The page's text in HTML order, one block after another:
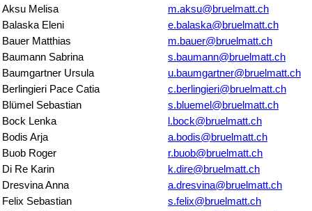
Aksu Melisa
m.aksu@bruelmatt.ch
Balaska Eleni
e.balaska@bruelmatt.ch
Bauer Matthias
m.bauer@bruelmatt.ch
Baumann Sabrina
s.baumann@bruelmatt.ch
Baumgartner Ursula
u.baumgartner@bruelmatt.ch
Berlingieri Pace Catia
c.berlingieri@bruelmatt.ch
Blümel Sebastian
s.bluemel@bruelmatt.ch
Bock Lenka
l.bock@bruelmatt.ch
Bodis Arja
a.bodis@bruelmatt.ch
Buob Roger
r.buob@bruelmatt.ch
Di Re Karin
k.dire@bruelmatt.ch
Dresvina Anna
a.dresvina@bruelmatt.ch
Felix Sebastian
s.felix@bruelmatt.ch